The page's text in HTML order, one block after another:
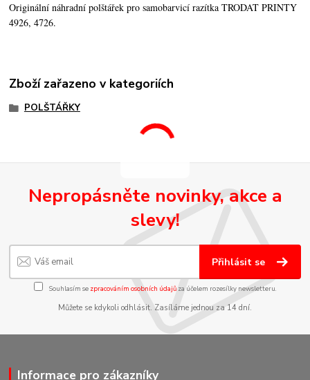
Originální náhradní polštářek pro samobarvicí razítka TRODAT PRINTY
4926, 4726.
Zboží zařazeno v kategoriích
POLŠTÁŘKY
Nepropásněte novinky, akce a
slevy!
Přihlásit se
Souhlasím se zpracováním osobních údajůza účelem rozesílky newsletteru.
Můžete se kdykoli odhlásit. Zasíláme jednou za 14 dní.
Informace pro zákazníky